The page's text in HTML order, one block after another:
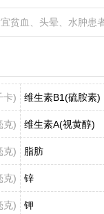
贫血、头晕、水肿患
卡) 维生素B1(硫胺素)
克) 维生素A(视黄醇)
克) 脂肪
克) 锌
克) 钾